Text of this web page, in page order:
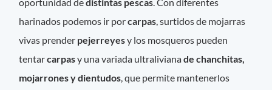
harinados podemos ir porcarpas, surtidos de mojarras
vivas prender pejerreyesy los mosqueros pueden
tentarcarpasy una variada ultralivianade chanchitas,
mojarrones y dientudos, que permite mantenerlos